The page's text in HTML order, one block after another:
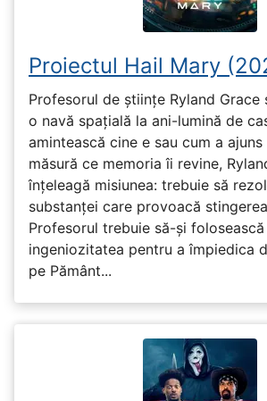
Proiectul Hail Mary
Profesorul de științe Ryland Grace
o navă spațială la ani-lumină de
amintească cine e sau cum a
măsură ce memoria îi revine,
înțeleagă misiunea: trebuie să
substanței care provoacă
Profesorul trebuie să-și
ingeniozitatea pentru a împiedica
pe Pământ...